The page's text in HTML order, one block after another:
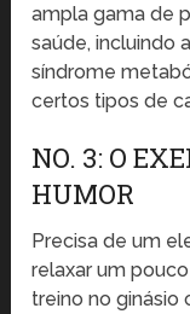
ampla gama de
saúde, incluindo
síndrome
certos tipos de
NO. 3: O
HUMOR
Precisa de um
relaxar um
treino no ginásio